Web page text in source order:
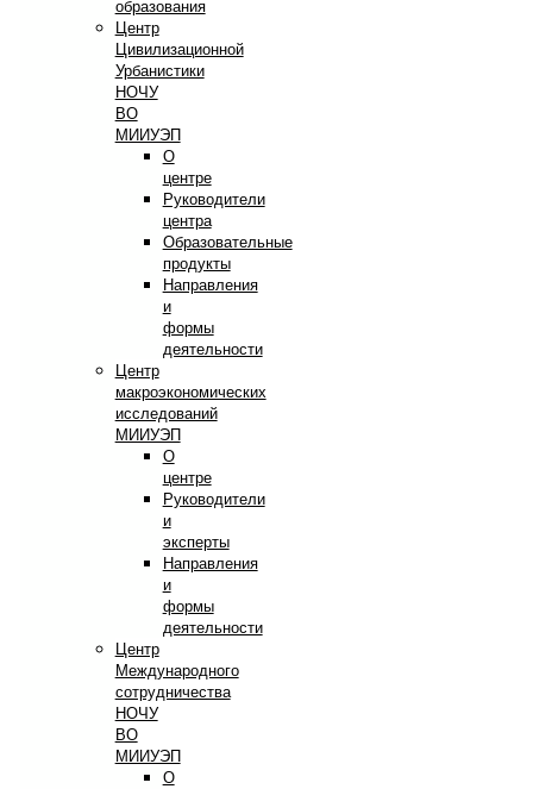
образования
Центр
Цивилизационной
Урбанистики
НОЧУ
ВО
МИИУЭП
О
центре
Руководители
центра
Образовательные
продукты
Направления
и
формы
деятельности
Центр
макроэкономических
исследований
МИИУЭП
О
центре
Руководители
и
эксперты
Направления
и
формы
деятельности
Центр
Международного
сотрудничества
НОЧУ
ВО
МИИУЭП
О